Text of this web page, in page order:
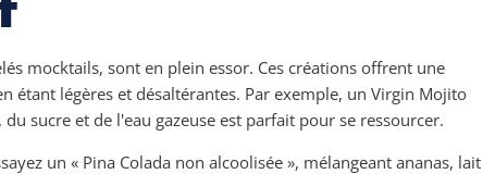
mocktails, sont en plein essor. Ces créations offrent une
étant légères et désaltérantes. Par exemple, un Virgin Mojito
sucre et de l'eau gazeuse est parfait pour se ressourcer.
un « Pina Colada non alcoolisée », mélangeant ananas, lait